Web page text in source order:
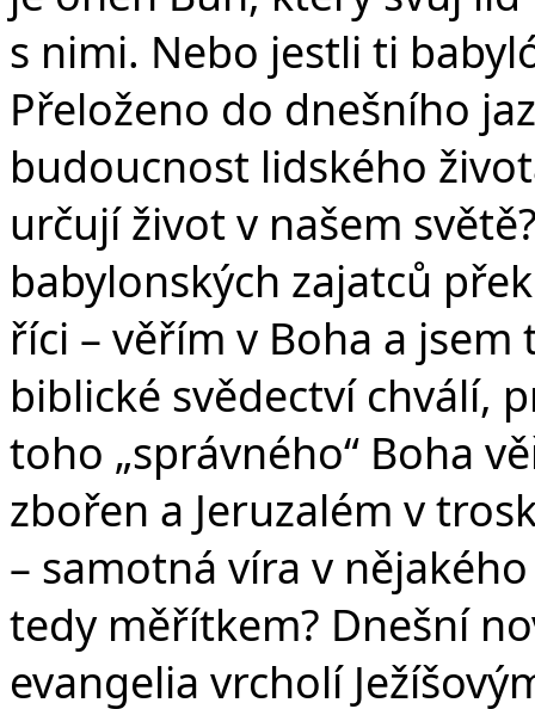
s nimi. Nebo jestli ti
Přeloženo do dnešního
budoucnost lidského
určují život v našem
babylonských zajatců
říci – věřím v Boha a
biblické svědectví chválí,
toho „správného“ Boha
zbořen a Jeruzalém v
– samotná víra v
tedy měřítkem? Dnešní
evangelia vrcholí